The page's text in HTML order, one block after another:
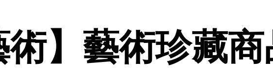
術】藝術珍藏